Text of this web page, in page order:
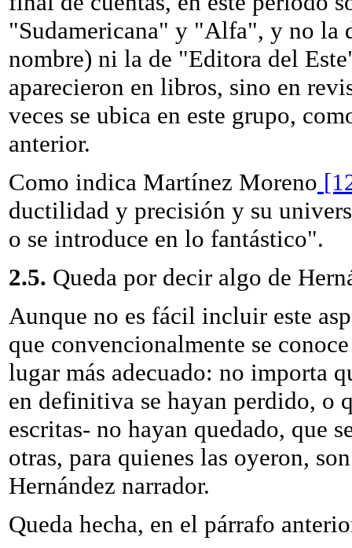
"Sudamericana" y "Alfa", y no la
nombre) ni la de "Editora del
aparecieron en libros, sino en
veces se ubica en este grupo,
anterior.
Como indica Martínez Moreno
ductilidad y precisión y su
o se introduce en lo fantástico".
2.5. Queda por decir algo de
Aunque no es fácil incluir este
que convencionalmente se
lugar más adecuado: no importa
en definitiva se hayan perdido, o
escritas- no hayan quedado, que
otras, para quienes las oyeron,
Hernández narrador.
Queda hecha, en el párrafo